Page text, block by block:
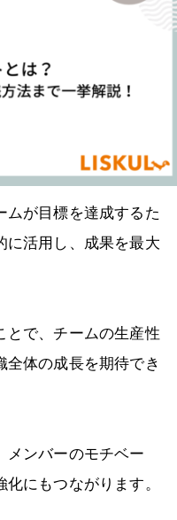
ムが目標を達成するた
に活用し、成果を最大
とで、チームの生産性
全体の成長を期待でき
メンバーのモチベー
にもつながります。